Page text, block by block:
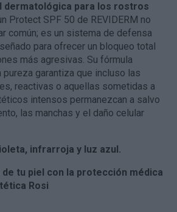
dermatológica para los rostros
Protect SPF 50 de REVIDERM no
común; es un sistema de defensa
para ofrecer un bloqueo total
más agresivas. Su fórmula
garantiza que incluso las
reactivas o aquellas sometidas a
intensos permanezcan a salvo
las manchas y el daño celular
infrarroja y luz azul.
tu piel con la protección médica
Rosi